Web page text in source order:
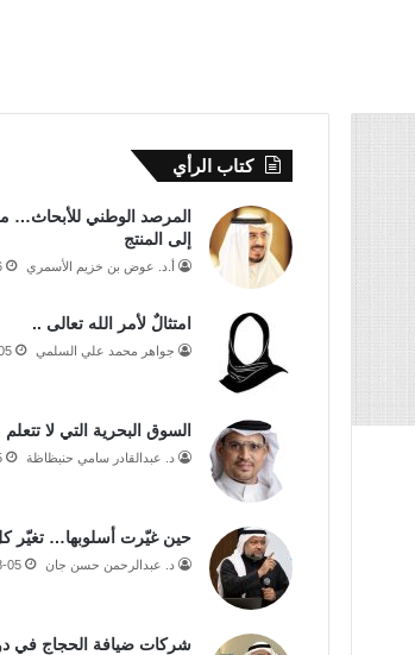
كتاب الرأي
المرصد الوطني للأبحاث…
إلى المنتج
أ.د. عوض بن خزيم الأسمري
امتثالٌ لأمر الله تعالى ..
جواهر محمد علي السلمي
السوق البحرية التي لا تتعلم
د. عبدالقادر سامي حنبظاظة
حين غيّرت أسلوبها… تغيّر
د. عبدالرحمن حسن جان 05
شركات ضيافة الحجاج في